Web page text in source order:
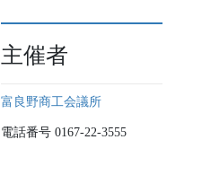
主催者
富良野商工会議所
電話番号 0167-22-3555